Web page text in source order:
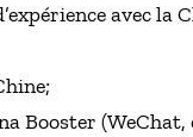
avec la
Booster